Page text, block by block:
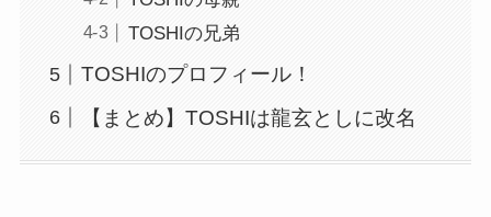
TOSHIの兄弟
TOSHIのプロフィール！
【まとめ】TOSHIは龍玄としに改名